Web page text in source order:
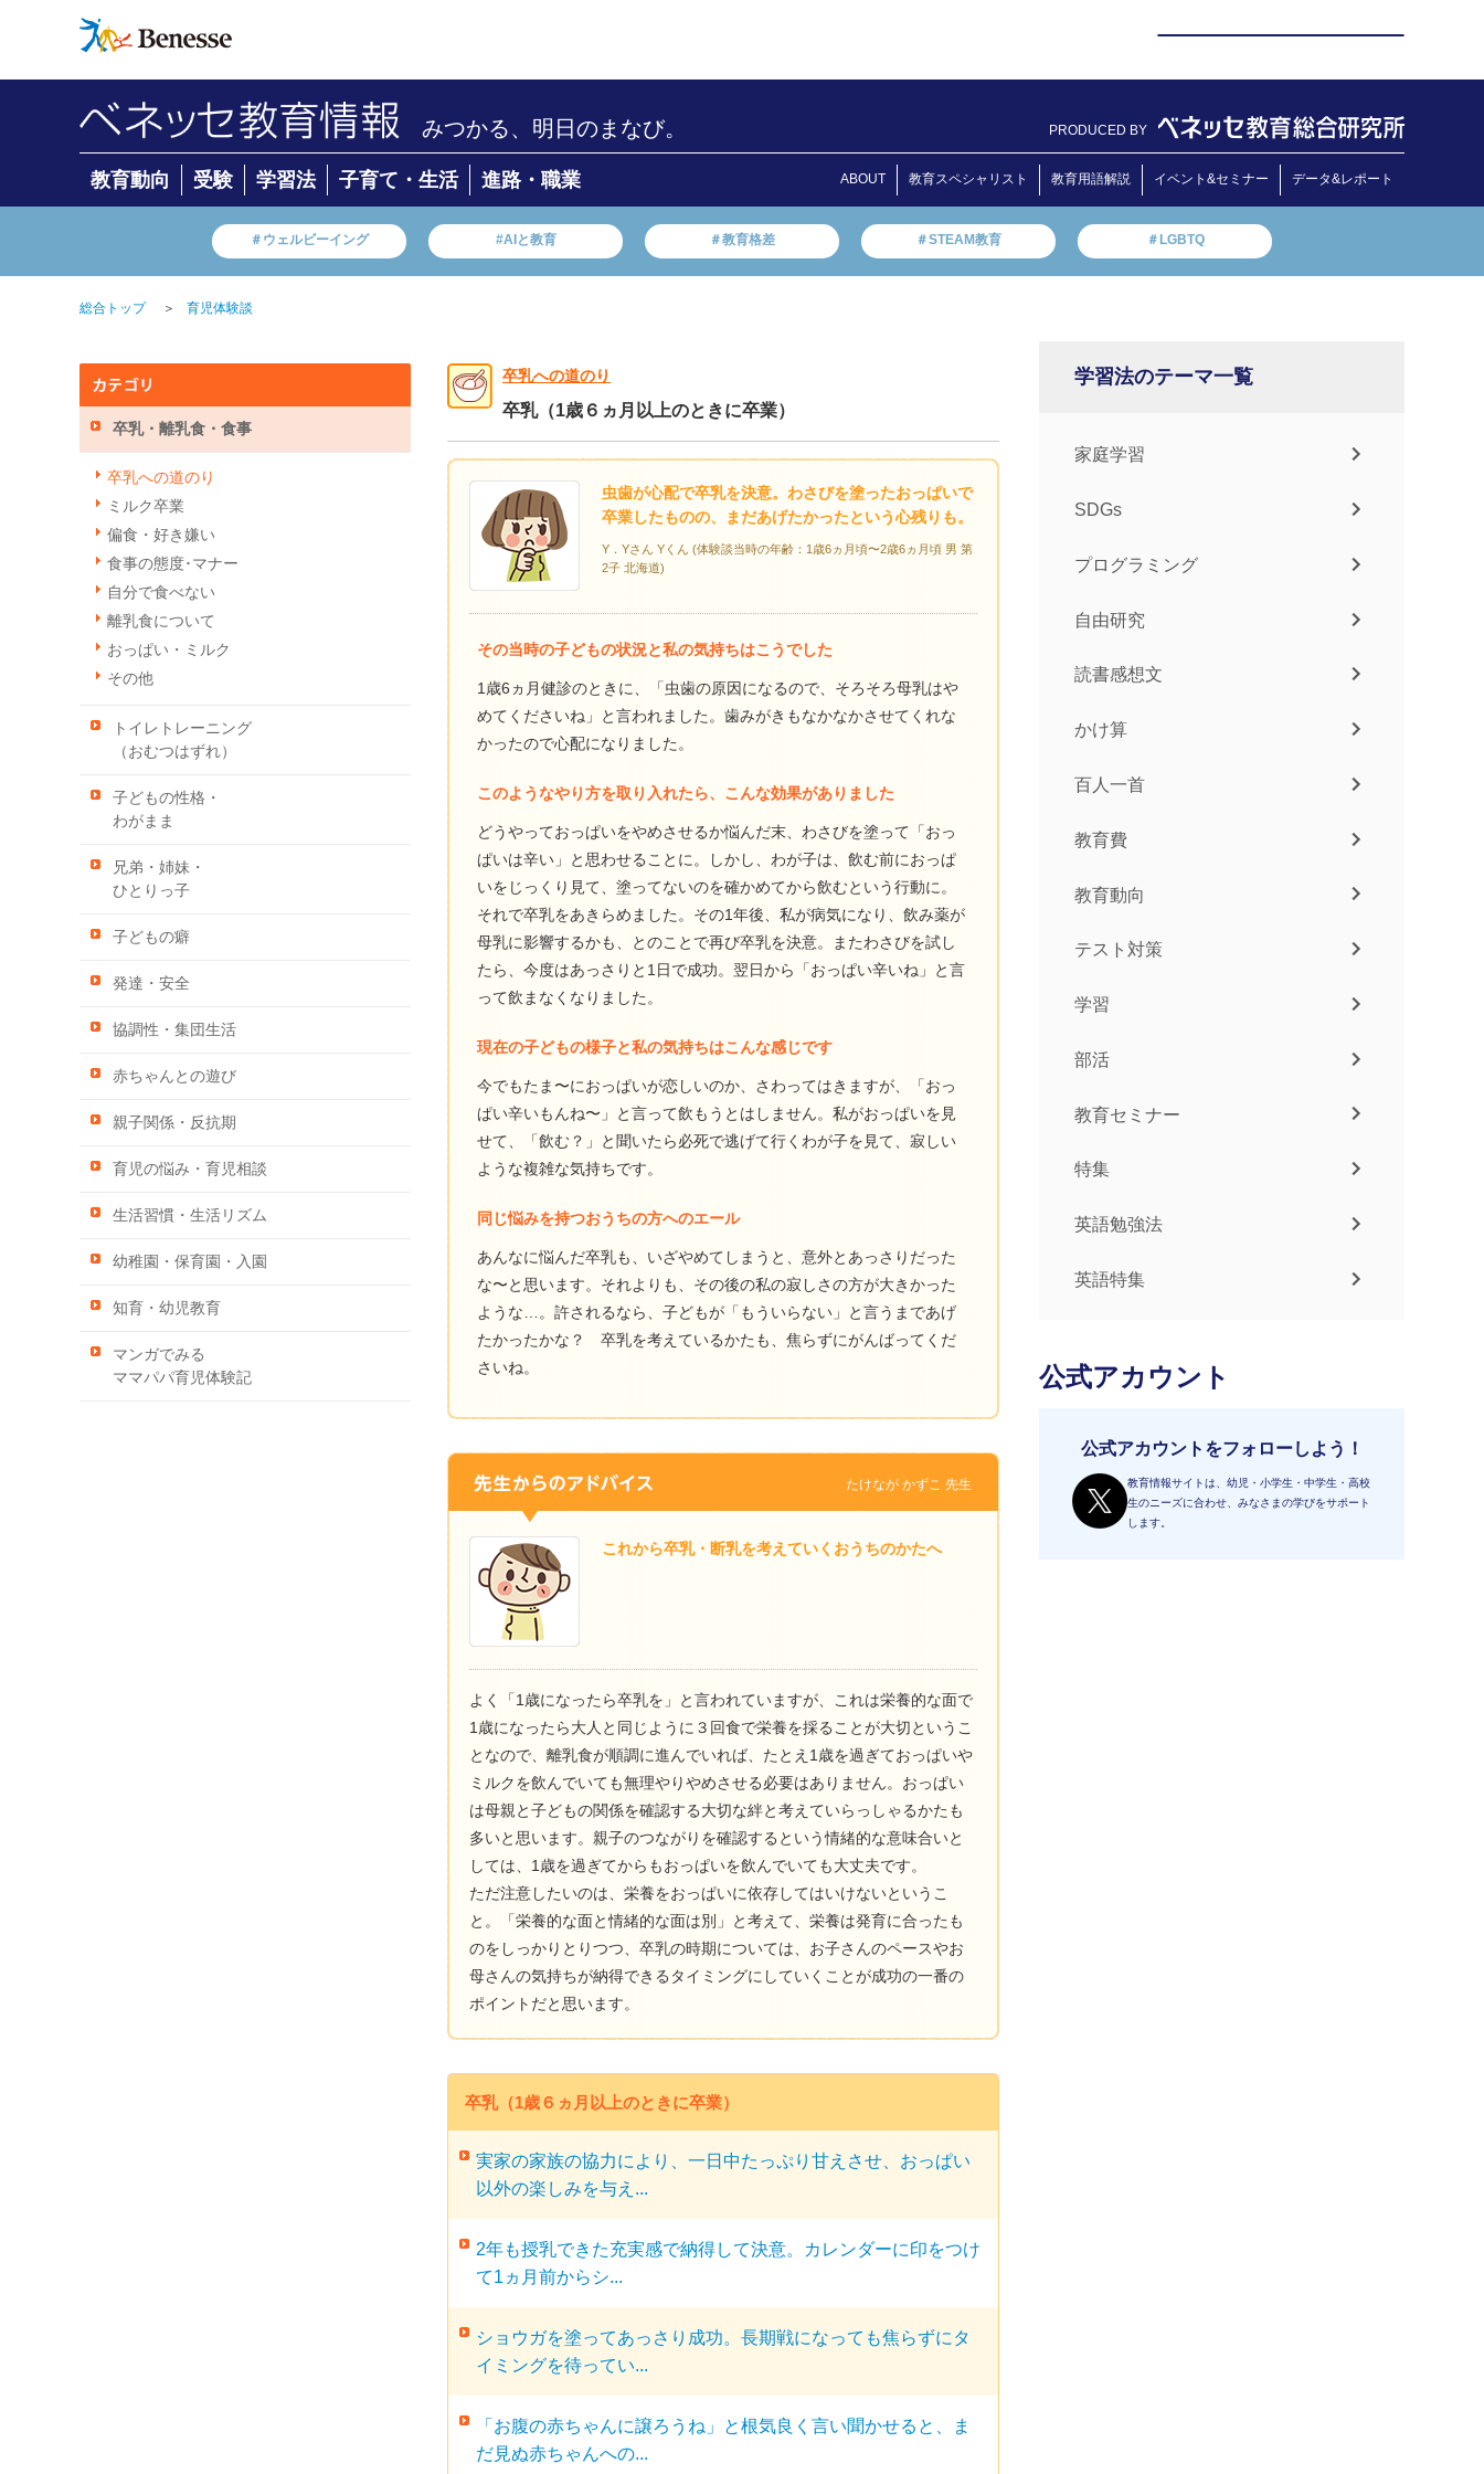
みつかる、明日のまなび。 PRODUCED BY
教育動向 受験 学習法 子育て・生活 進路・職業 ABOUT 教育スペシャリスト 教育用語解説 イベント&セミナー データ&レポート
＃ウェルビーイング #AIと教育 ＃教育格差 ＃STEAM教育 ＃LGBTQ
総合トップ ＞ 育児体験談
卒乳・離乳食・食事
卒乳への道のり
ミルク卒業
偏食・好き嫌い
食事の態度･マナー
自分で食べない
離乳食について
おっぱい・ミルク
その他
トイレトレーニング
（おむつはずれ）
子どもの性格・
わがまま
兄弟・姉妹・
ひとりっ子
子どもの癖
発達・安全
協調性・集団生活
赤ちゃんとの遊び
親子関係・反抗期
育児の悩み・育児相談
生活習慣・生活リズム
幼稚園・保育園・入園
知育・幼児教育
マンガでみる
ママパパ育児体験記
卒乳への道のり
卒乳（1歳６ヵ月以上のときに卒業）
虫歯が心配で卒乳を決意。わさびを塗ったおっぱいで
卒業したものの、まだあげたかったという心残りも。
Y．Yさん Yくん (体験談当時の年齢：1歳6ヵ月頃〜2歳6ヵ月頃 男 第
2子 北海道)
その当時の子どもの状況と私の気持ちはこうでした
1歳6ヵ月健診のときに、「虫歯の原因になるので、そろそろ母乳はや
めてくださいね」と言われました。歯みがきもなかなかさせてくれな
かったので心配になりました。
このようなやり方を取り入れたら、こんな効果がありました
どうやっておっぱいをやめさせるか悩んだ末、わさびを塗って「おっ
ぱいは辛い」と思わせることに。しかし、わが子は、飲む前におっぱ
いをじっくり見て、塗ってないのを確かめてから飲むという行動に。
それで卒乳をあきらめました。その1年後、私が病気になり、飲み薬が
母乳に影響するかも、とのことで再び卒乳を決意。またわさびを試し
たら、今度はあっさりと1日で成功。翌日から「おっぱい辛いね」と言
って飲まなくなりました。
現在の子どもの様子と私の気持ちはこんな感じです
今でもたま〜におっぱいが恋しいのか、さわってはきますが、「おっ
ぱい辛いもんね〜」と言って飲もうとはしません。私がおっぱいを見
せて、「飲む？」と聞いたら必死で逃げて行くわが子を見て、寂しい
ような複雑な気持ちです。
同じ悩みを持つおうちの方へのエール
あんなに悩んだ卒乳も、いざやめてしまうと、意外とあっさりだった
な〜と思います。それよりも、その後の私の寂しさの方が大きかった
ような…。許されるなら、子どもが「もういらない」と言うまであげ
たかったかな？ 卒乳を考えているかたも、焦らずにがんばってくだ
さいね。
これから卒乳・断乳を考えていくおうちのかたへ
たけなが かずこ 先生
よく「1歳になったら卒乳を」と言われていますが、これは栄養的な面で
1歳になったら大人と同じように３回食で栄養を採ることが大切というこ
となので、離乳食が順調に進んでいれば、たとえ1歳を過ぎておっぱいや
ミルクを飲んでいても無理やりやめさせる必要はありません。おっぱい
は母親と子どもの関係を確認する大切な絆と考えていらっしゃるかたも
多いと思います。親子のつながりを確認するという情緒的な意味合いと
しては、1歳を過ぎてからもおっぱいを飲んでいても大丈夫です。
ただ注意したいのは、栄養をおっぱいに依存してはいけないというこ
と。「栄養的な面と情緒的な面は別」と考えて、栄養は発育に合ったも
のをしっかりとりつつ、卒乳の時期については、お子さんのペースやお
母さんの気持ちが納得できるタイミングにしていくことが成功の一番の
ポイントだと思います。
卒乳（1歳６ヵ月以上のときに卒業）
実家の家族の協力により、一日中たっぷり甘えさせ、おっぱい
以外の楽しみを与え...
2年も授乳できた充実感で納得して決意。カレンダーに印をつけ
て1ヵ月前からシ...
ショウガを塗ってあっさり成功。長期戦になっても焦らずにタ
イミングを待ってい...
「お腹の赤ちゃんに譲ろうね」と根気良く言い聞かせると、ま
だ見ぬ赤ちゃんへの...
学習法のテーマ一覧
家庭学習
SDGs
プログラミング
自由研究
読書感想文
かけ算
百人一首
教育費
教育動向
テスト対策
学習
部活
教育セミナー
特集
英語勉強法
英語特集
公式アカウント
公式アカウントをフォローしよう！
教育情報サイトは、幼児・小学生・中学生・高校
生のニーズに合わせ、みなさまの学びをサポート
します。